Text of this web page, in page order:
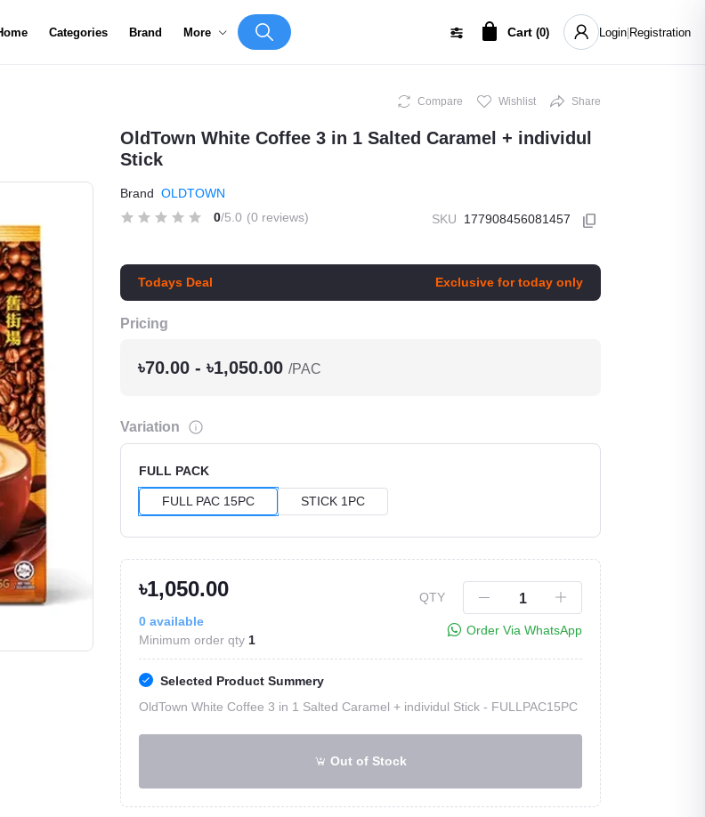
Categories Brand More Cart (0) Login|Registration
Click to Enlarge Click to Enlarge
Compare Wishlist Share
OldTown White Coffee 3 in 1 Salted Caramel + individul
Stick
Brand OLDTOWN
0/5.0 (0 reviews) SKU 177908456081457
Todays Deal Exclusive for today only
Pricing
৳70.00 - ৳1,050.00 /PAC
Variation
FULL PACK
FULL PAC 15PC STICK 1PC
৳1,050.00
0 available
Minimum order qty 1
QTY
Order Via WhatsApp
Selected Product Summery
OldTown White Coffee 3 in 1 Salted Caramel + individul Stick - FULLPAC15PC
Out of Stock